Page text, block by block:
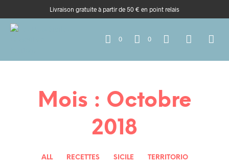
Livraison gratuite à partir de 50 € en point relais
0 0
Mois : Octobre
2018
ALL RECETTES SICILE TERRITORIO